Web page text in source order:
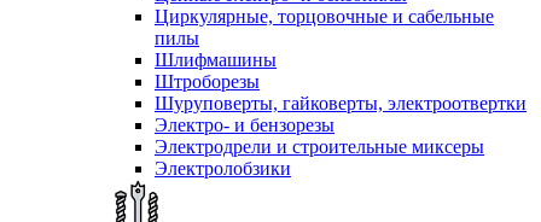
Циркулярные, торцовочные и сабельные
пилы
Шлифмашины
Штроборезы
Шуруповерты, гайковерты, электроотвертки
Электро- и бензорезы
Электродрели и строительные миксеры
Электролобзики